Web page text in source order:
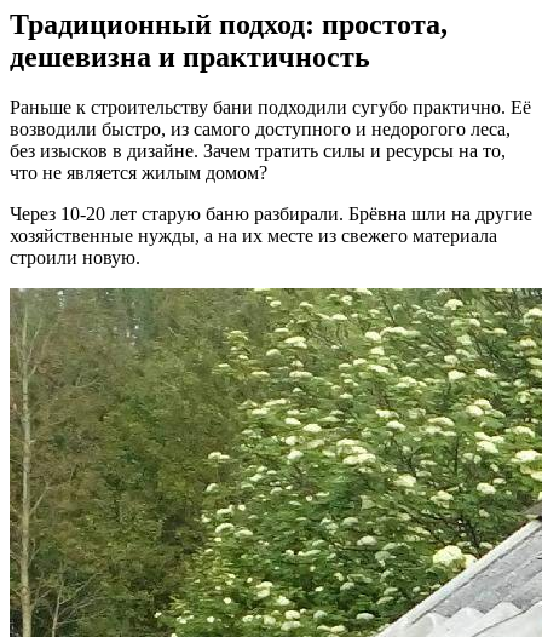
Традиционный подход: простота,
дешевизна и практичность
Раньше к строительству бани подходили сугубо практично. Её
возводили быстро, из самого доступного и недорогого леса,
без изысков в дизайне. Зачем тратить силы и ресурсы на то,
что не является жилым домом?
Через 10-20 лет старую баню разбирали. Брёвна шли на другие
хозяйственные нужды, а на их месте из свежего материала
строили новую.